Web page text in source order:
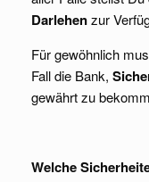
Darlehenzur
Für gewöhnlich
Fall die Bank,
gewährt zu
Welche